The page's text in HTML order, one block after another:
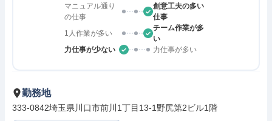
マニュアル通り
の仕事
創意工夫の多い
仕事
1人作業が多い
チーム作業が多
い
力仕事が少ない
力仕事が多い
勤務地
333-0842埼玉県川口市前川1丁目13-1野尻第2ビル1階